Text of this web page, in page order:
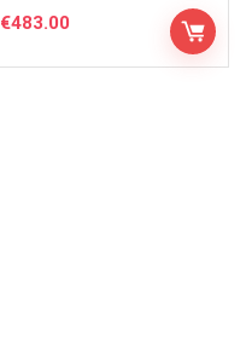
€483.00